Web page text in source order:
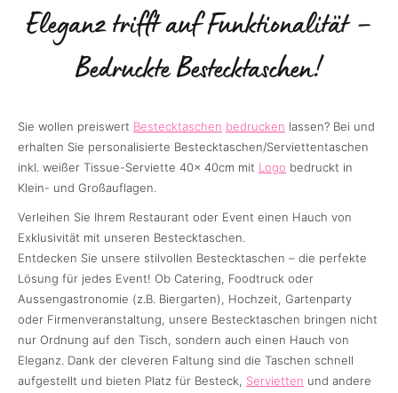
Eleganz trifft auf Funktionalität –
Bedruckte Bestecktaschen!
Sie wollen preiswert Bestecktaschen bedrucken lassen? Bei und
erhalten Sie personalisierte Bestecktaschen/Serviettentaschen
inkl. weißer Tissue-Serviette 40x 40cm mit Logo bedruckt in
Klein- und Großauflagen.
Verleihen Sie Ihrem Restaurant oder Event einen Hauch von
Exklusivität mit unseren Bestecktaschen.
Entdecken Sie unsere stilvollen Bestecktaschen – die perfekte
Lösung für jedes Event! Ob Catering, Foodtruck oder
Aussengastronomie (z.B. Biergarten), Hochzeit, Gartenparty
oder Firmenveranstaltung, unsere Bestecktaschen bringen nicht
nur Ordnung auf den Tisch, sondern auch einen Hauch von
Eleganz. Dank der cleveren Faltung sind die Taschen schnell
aufgestellt und bieten Platz für Besteck, Servietten und andere